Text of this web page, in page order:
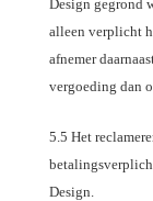
Design gegrond
alleen verplicht
afnemer
vergoeding dan
5.5 Het
Design.